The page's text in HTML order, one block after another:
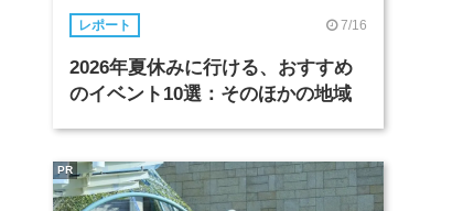
レポート 7/16
2026年夏休みに行ける、おすすめ
のイベント10選：そのほかの地域
PR